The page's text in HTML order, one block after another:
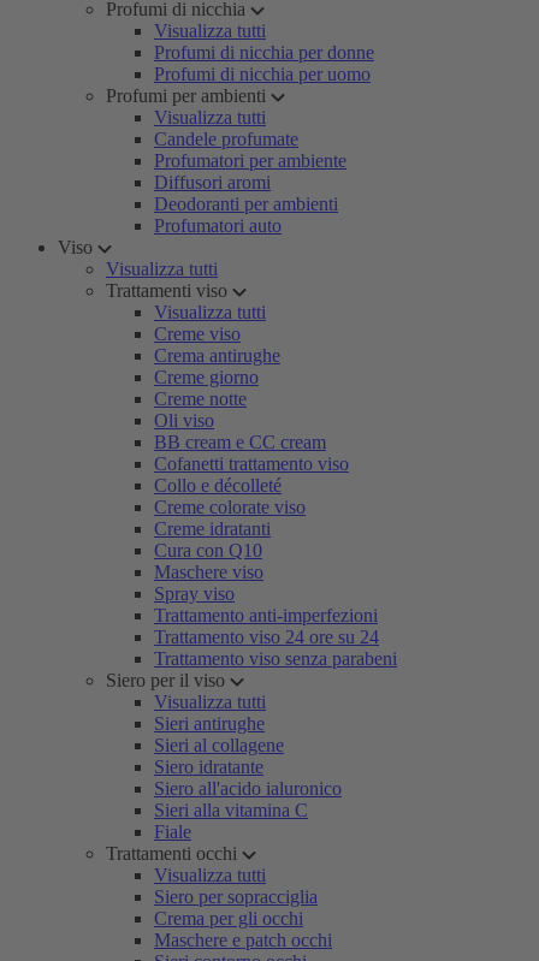
Profumi di nicchia
Visualizza tutti
Profumi di nicchia per donne
Profumi di nicchia per uomo
Profumi per ambienti
Visualizza tutti
Candele profumate
Profumatori per ambiente
Diffusori aromi
Deodoranti per ambienti
Profumatori auto
Viso
Visualizza tutti
Trattamenti viso
Visualizza tutti
Creme viso
Crema antirughe
Creme giorno
Creme notte
Oli viso
BB cream e CC cream
Cofanetti trattamento viso
Collo e décolleté
Creme colorate viso
Creme idratanti
Cura con Q10
Maschere viso
Spray viso
Trattamento anti-imperfezioni
Trattamento viso 24 ore su 24
Trattamento viso senza parabeni
Siero per il viso
Visualizza tutti
Sieri antirughe
Sieri al collagene
Siero idratante
Siero all'acido ialuronico
Sieri alla vitamina C
Fiale
Trattamenti occhi
Visualizza tutti
Siero per sopracciglia
Crema per gli occhi
Maschere e patch occhi